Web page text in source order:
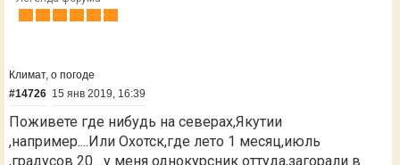
Климат, о погоде
#14726 15 янв 2019, 16:39
Поживете где нибудь на северах,Якутии
,например....Или Охотск,где лето 1 месяц,июль
,градусов 20....у меня однокурсник оттуда,загорали в